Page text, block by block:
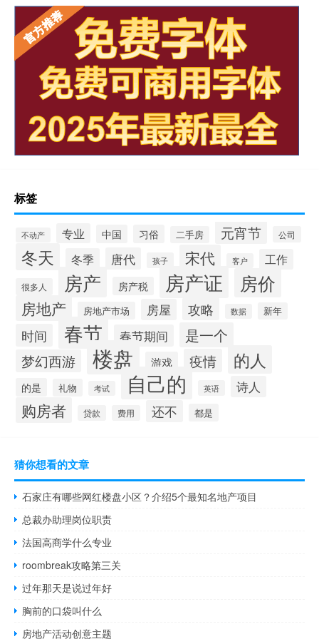
标签
不动产 专业 中国 习俗 二手房 元宵节 公司
冬天 冬季 唐代 孩子 宋代 客户 工作
很多人 房产 房产税 房产证 房价
房地产 房地产市场 房屋 攻略 数据 新年
时间 春节 春节期间 是一个
梦幻西游 楼盘 游戏 疫情 的人
的是 礼物 考试 自己的 英语 诗人
购房者 贷款 费用 还不 都是
猜你想看的文章
石家庄有哪些网红楼盘小区？介绍5个最知名地产项目
总裁办助理岗位职责
法国高商学什么专业
roombreak攻略第三关
过年那天是说过年好
胸前的口袋叫什么
房地产活动创意主题